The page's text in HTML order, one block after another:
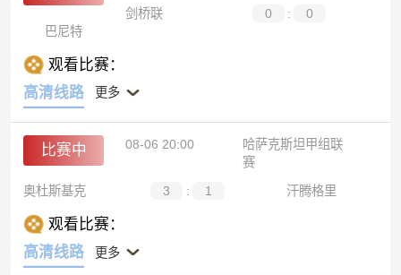
剑桥联
0 :
0
巴尼特
观看比赛：
高清线路
更多
比赛中 08-06 20:00
哈萨克斯坦甲组联
赛
奥杜斯基克
3 : 1 汗腾格里
观看比赛：
高清线路
更多